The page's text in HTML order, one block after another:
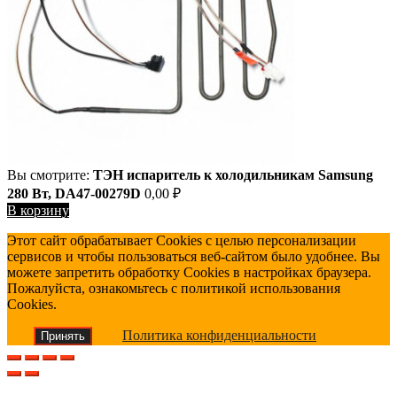
Вы смотрите: ТЭН испаритель к холодильникам Samsung
280 Вт, DA47-00279D 0,00 ₽
В корзину
Этот сайт обрабатывает Cookies с целью персонализации
сервисов и чтобы пользоваться веб-сайтом было удобнее. Вы
можете запретить обработку Cookies в настройках браузера.
Пожалуйста, ознакомьтесь с политикой использования
Cookies.
Принять Политика конфиденциальности